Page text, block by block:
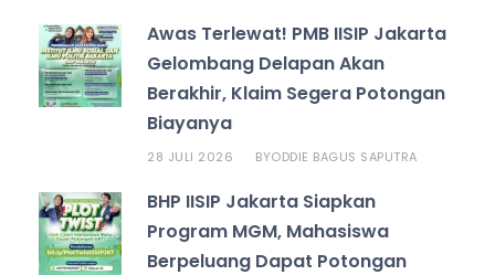
Awas Terlewat! PMB IISIP Jakarta
Gelombang Delapan Akan
Berakhir, Klaim Segera Potongan
Biayanya
28 JULI 2026 BYODDIE BAGUS SAPUTRA
BHP IISIP Jakarta Siapkan
Program MGM, Mahasiswa
Berpeluang Dapat Potongan